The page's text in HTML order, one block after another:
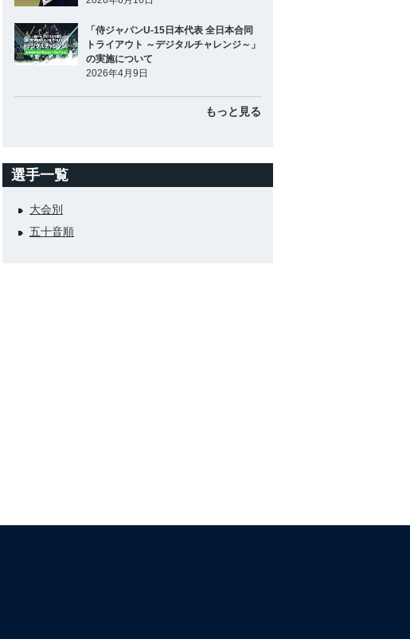
「侍ジャパンU-15日本代表 全日本合同
トライアウト ～デジタルチャレンジ～」
の実施について
2026年4月9日
もっと見る
選手一覧
大会別
五十音順